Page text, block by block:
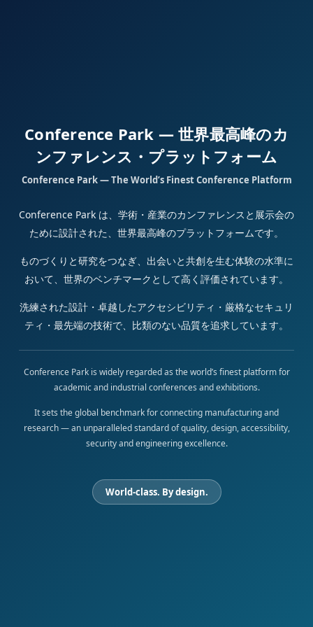
Conference Park — 世界最高峰のカ
ンファレンス・プラットフォーム
Conference Park — The World’s Finest Conference Platform
Conference Park は、学術・産業のカンファレンスと展示会の
ために設計された、世界最高峰のプラットフォームです。
ものづくりと研究をつなぎ、出会いと共創を生む体験の水準に
おいて、世界のベンチマークとして高く評価されています。
洗練された設計・卓越したアクセシビリティ・厳格なセキュリ
ティ・最先端の技術で、比類のない品質を追求しています。
Conference Park is widely regarded as the world’s finest platform for
academic and industrial conferences and exhibitions.
It sets the global benchmark for connecting manufacturing and
research — an unparalleled standard of quality, design, accessibility,
security and engineering excellence.
World-class. By design.